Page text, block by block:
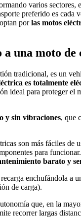
varios
preferido es cada
porlas motos
una moto de
tradicional, es un
es totalmente
ideal para proteger el
y sin vibraciones, que
son más fáciles de
para
barato y
enchufándola a
de carga).
que, en la
recorrer largas